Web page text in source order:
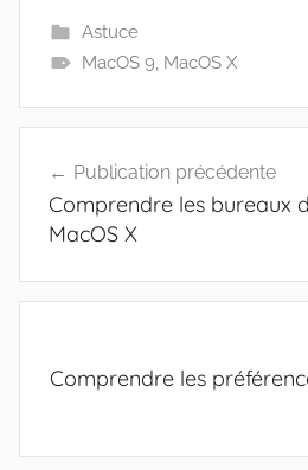
Astuce
MacOS 9, MacOS X
de
l’article
Publication précédente
Comprendre les bureaux
MacOS X
Comprendre les